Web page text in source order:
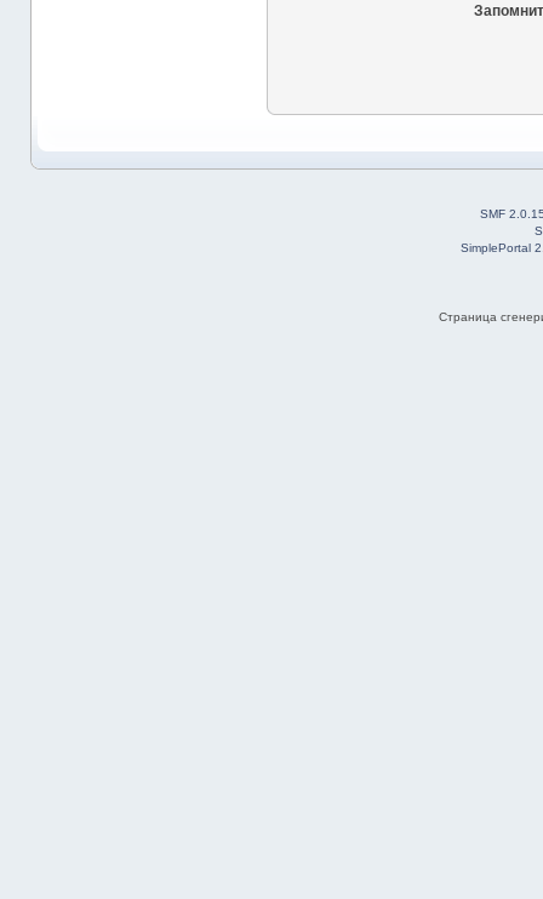
SMF
SimplePortal
Страница